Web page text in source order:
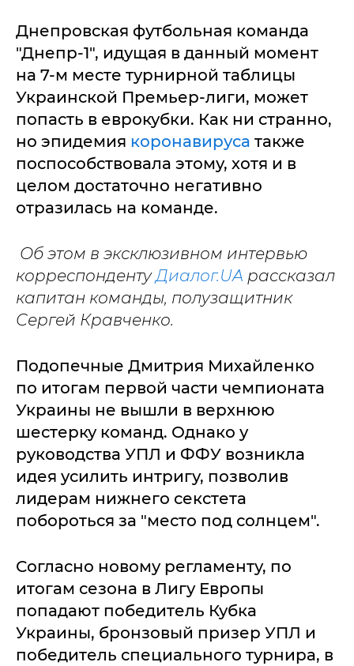
Днепровская футбольная команда
"Днепр-1", идущая в данный момент
на 7-м месте турнирной таблицы
Украинской Премьер-лиги, может
попасть в еврокубки. Как ни странно,
но эпидемия коронавируса также
поспособствовала этому, хотя и в
целом достаточно негативно
отразилась на команде.
Об этом в эксклюзивном интервью
корреспонденту Диалог.UA рассказал
капитан команды, полузащитник
Сергей Кравченко.
Подопечные Дмитрия Михайленко
по итогам первой части чемпионата
Украины не вышли в верхнюю
шестерку команд. Однако у
руководства УПЛ и ФФУ возникла
идея усилить интригу, позволив
лидерам нижнего секстета
побороться за "место под солнцем".
Согласно новому регламенту, по
итогам сезона в Лигу Европы
попадают победитель Кубка
Украины, бронзовый призер УПЛ и
победитель специального турнира, в